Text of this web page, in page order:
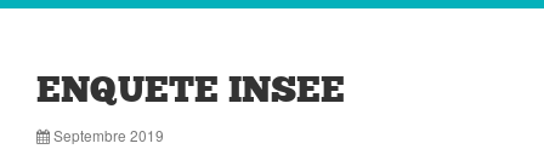
ENQUETE INSEE
Septembre 2019